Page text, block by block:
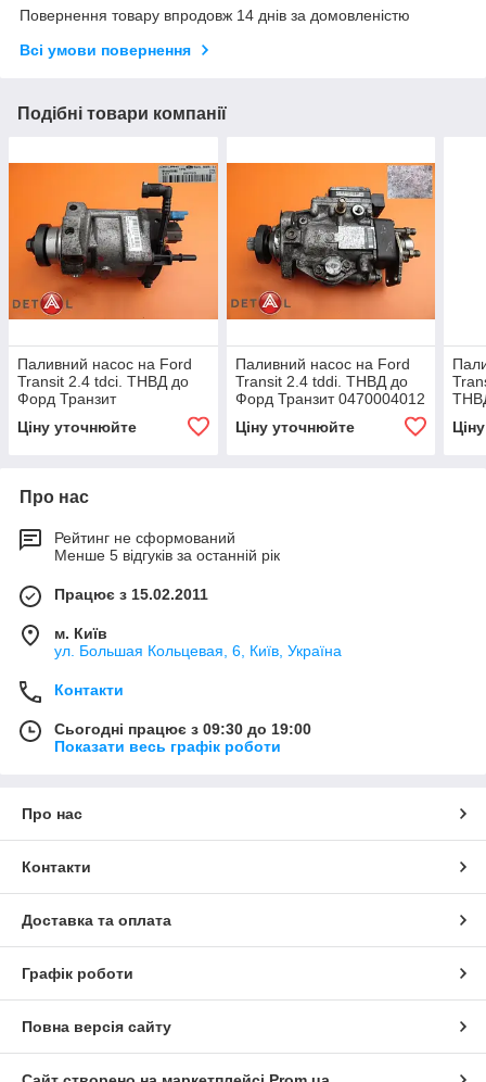
Повернення товару впродовж 14 днів за домовленістю
Всі умови повернення
Подібні товари компанії
Паливний насос на Ford
Transit 2.4 tdci. ТНВД до
Форд Транзит
Ціну уточнюйте
Паливний насос на Ford
Transit 2.4 tddi. ТНВД до
Форд Транзит 0470004012
Ціну уточнюйте
Про нас
Рейтинг не сформований
Менше 5 відгуків за останній рік
Працює з 15.02.2011
м. Київ
ул. Большая Кольцевая, 6, Київ, Україна
Контакти
Сьогодні працює з 09:30 до 19:00
Показати весь графік роботи
Про нас
Контакти
Доставка та оплата
Графік роботи
Повна версія сайту